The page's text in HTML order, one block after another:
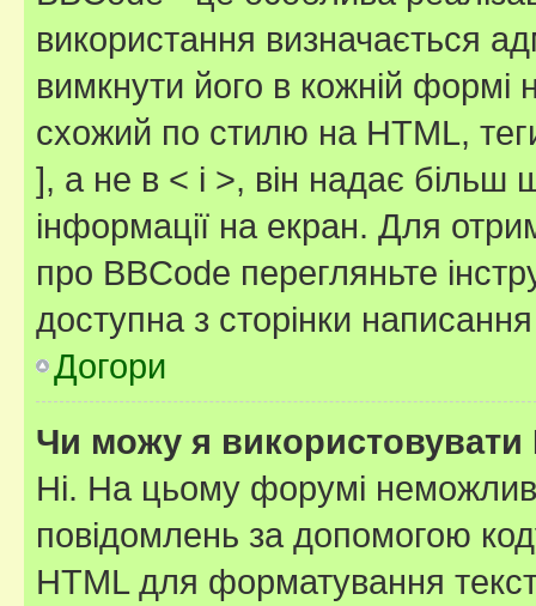
використання визначається
вимкнути його в кожній
схожий по стилю на HTML,
], а не в < і >, він надає більш
інформації на екран. Для
про BBCode перегляньте
доступна з сторінки
Догори
Чи можу я використовувати
Ні. На цьому форумі
повідомлень за допомогою
HTML для форматування